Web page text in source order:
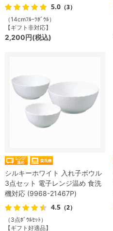
5.0 （3）
（14cmﾌﾙｰﾂﾎﾞｳﾙ）
【ギフト非対応】
2,200円(税込)
シルキーホワイト 入れ子ボウル
3点セット 電子レンジ温め 食洗
機対応 (9968-21467P)
4.5 （2）
（3点ﾎﾞｳﾙｾｯﾄ）
【ギフト好適品】